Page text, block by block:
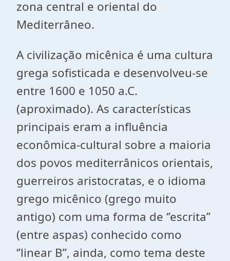
zona central e oriental do
Mediterrâneo.
A civilização micênica é uma cultura
grega sofisticada e desenvolveu-se
entre 1600 e 1050 a.C.
(aproximado). As características
principais eram a influência
econômica-cultural sobre a maioria
dos povos mediterrânicos orientais,
guerreiros aristocratas, e o idioma
grego micênico (grego muito
antigo) com uma forma de ‘’escrita’’
(entre aspas) conhecido como
‘’linear B’’, ainda, como tema deste